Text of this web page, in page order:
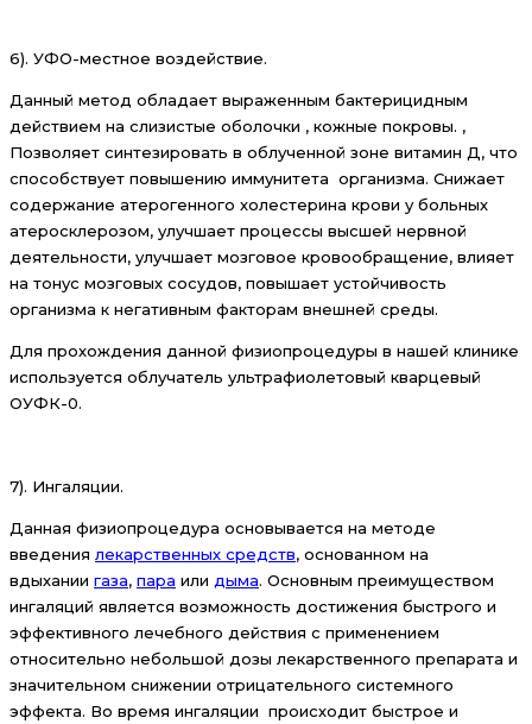
6). УФО-местное воздействие.
Данный метод обладает выраженным бактерицидным
действием на слизистые оболочки , кожные покровы. ,
Позволяет синтезировать в облученной зоне витамин Д, что
способствует повышению иммунитета организма. Снижает
содержание атерогенного холестерина крови у больных
атеросклерозом, улучшает процессы высшей нервной
деятельности, улучшает мозговое кровообращение, влияет
на тонус мозговых сосудов, повышает устойчивость
организма к негативным факторам внешней среды.
Для прохождения данной физиопроцедуры в нашей клинике
используется облучатель ультрафиолетовый кварцевый
ОУФК-0.
7). Ингаляции.
Данная физиопроцедура основывается на методе
введения лекарственных средств, основанном на
вдыхании газа, пара или дыма. Основным преимуществом
ингаляций является возможность достижения быстрого и
эффективного лечебного действия с применением
относительно небольшой дозы лекарственного препарата и
значительном снижении отрицательного системного
эффекта. Во время ингаляции происходит быстрое и